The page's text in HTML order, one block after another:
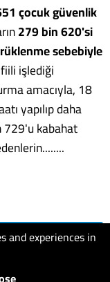
and experiences in
çocuk güvenlik
279 bin 620'si
sebebiyle
işlediği
amacıyla, 18
yapılıp daha
729'u kabahat